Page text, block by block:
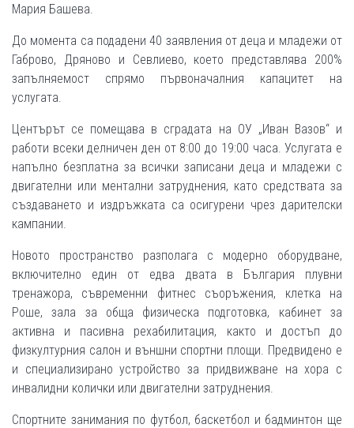
Мария Башева.
До момента са подадени 40 заявления от деца и младежи от
Габрово, Дряново и Севлиево, което представлява 200%
запълняемост спрямо първоначалния капацитет на
услугата.
Центърът се помещава в сградата на ОУ „Иван Вазов“ и
работи всеки делничен ден от 8:00 до 19:00 часа. Услугата е
напълно безплатна за всички записани деца и младежи с
двигателни или ментални затруднения, като средствата за
създаването и издръжката са осигурени чрез дарителски
кампании.
Новото пространство разполага с модерно оборудване,
включително един от едва двата в България плувни
тренажора, съвременни фитнес съоръжения, клетка на
Роше, зала за обща физическа подготовка, кабинет за
активна и пасивна рехабилитация, както и достъп до
физкултурния салон и външни спортни площи. Предвидено е
и специализирано устройство за придвижване на хора с
инвалидни колички или двигателни затруднения.
Спортните занимания по футбол, баскетбол и бадминтон ще